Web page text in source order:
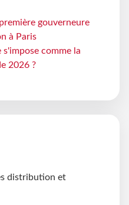
gouverneure
à Paris
comme la
2026 ?
distribution et